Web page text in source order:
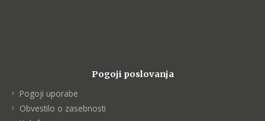
Pogoji poslovanja
Pogoji uporabe
Obvestilo o zasebnosti